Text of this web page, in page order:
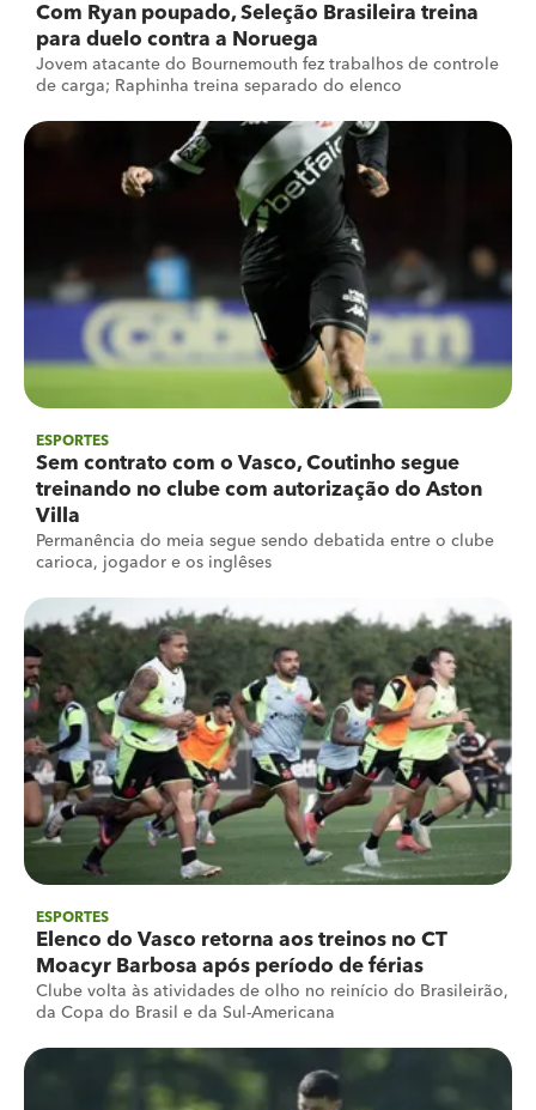
Com Ryan poupado, Seleção Brasileira treina
para duelo contra a Noruega
Jovem atacante do Bournemouth fez trabalhos de controle
de carga; Raphinha treina separado do elenco
ESPORTES
Sem contrato com o Vasco, Coutinho segue
treinando no clube com autorização do Aston
Villa
Permanência do meia segue sendo debatida entre o clube
carioca, jogador e os inglêses
ESPORTES
Elenco do Vasco retorna aos treinos no CT
Moacyr Barbosa após período de férias
Clube volta às atividades de olho no reinício do Brasileirão,
da Copa do Brasil e da Sul-Americana